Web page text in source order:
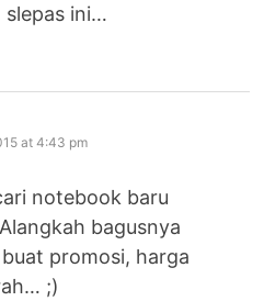
slepas ini…
at 4:43 pm
notebook baru
bagusnya
promosi, harga
;)